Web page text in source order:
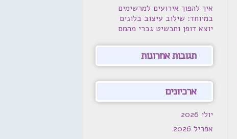
איך להפוך אירועים למרשימים
במיוחד: שילוב עיצוב בלונים
יוצא דופן ותכשיט גברי מהמם
תגובות אחרונות
ארכיונים
יולי 2026
אפריל 2026